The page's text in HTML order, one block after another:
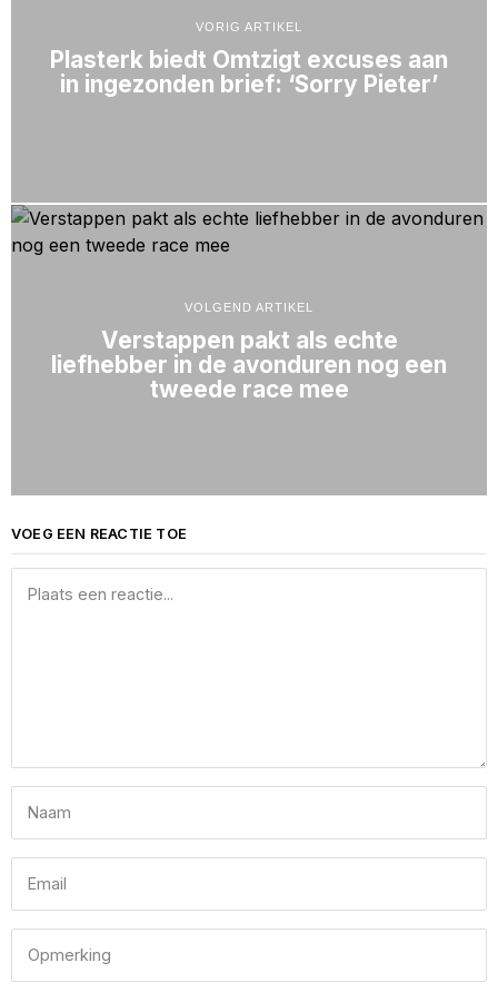
VORIG ARTIKEL
Plasterk biedt Omtzigt excuses aan
in ingezonden brief: ‘Sorry Pieter’
VOLGEND ARTIKEL
Verstappen pakt als echte
liefhebber in de avonduren nog een
tweede race mee
VOEG EEN REACTIE TOE